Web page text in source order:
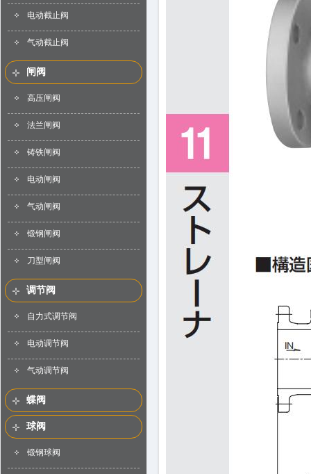
电动截止阀
气动截止阀
闸阀
高压闸阀
法兰闸阀
铸铁闸阀
电动闸阀
气动闸阀
锻钢闸阀
刀型闸阀
调节阀
自力式调节阀
电动调节阀
气动调节阀
蝶阀
球阀
锻钢球阀